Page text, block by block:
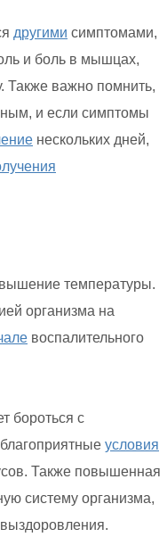
другими симптомами,
и боль в мышцах,
Также важно помнить,
и если симптомы
нескольких дней,
температуры.
организма на
воспалительного
бороться с
условия
Также повышенная
систему организма,
выздоровления.